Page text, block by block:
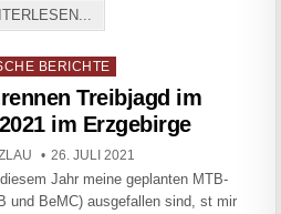
BERICHTE
Treibjagd im
im Erzgebirge
PUBLISHED DATE:
26. JULI 2021
Jahr meine geplanten MTB-
und BeMC) ausgefallen sind, st mir